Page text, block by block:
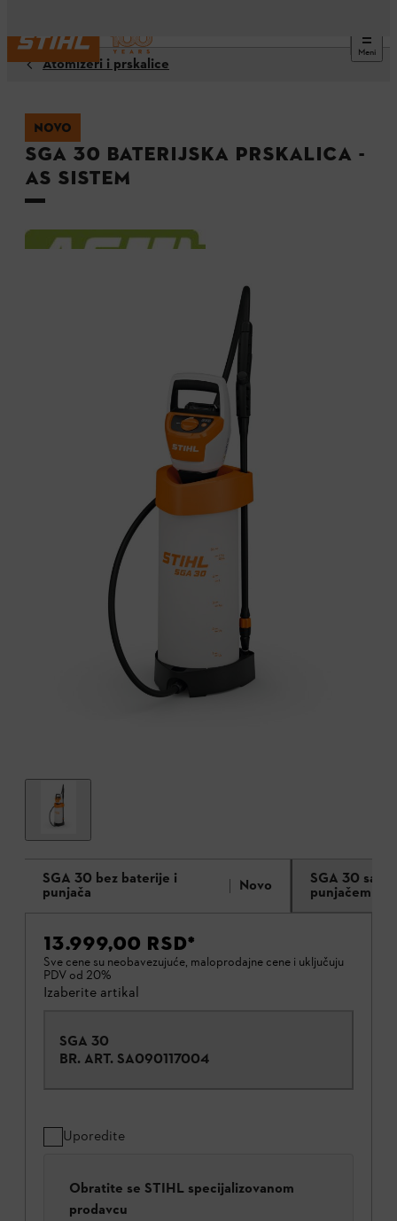
Meni
Atomizeri i prskalice
NOVO
SGA 30 baterijska prskalica -
AS sistem
SGA 30 bez baterije i
punjača Novo SGA 30 sa
punjačem AL
13.999,00 RSD*
Sve cene su neobavezujuće, maloprodajne cene i uključuju
PDV od 20%
Izaberite artikal
SGA 30
BR. ART. SA090117004
Uporedite
Obratite se STIHL specijalizovanom
prodavcu